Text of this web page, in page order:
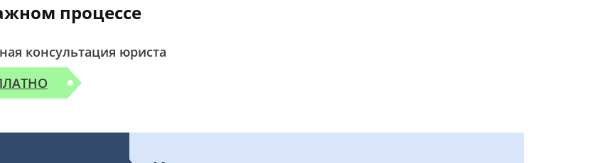
процессе
консультация юриста